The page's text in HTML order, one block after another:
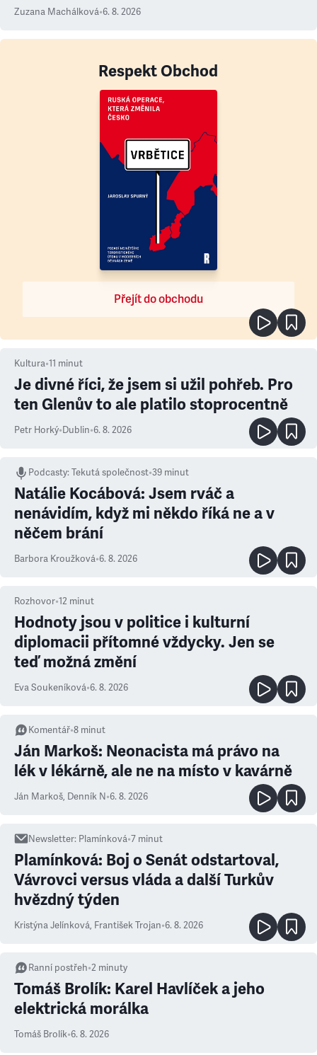
Zuzana Machálková•6. 8. 2026
Respekt Obchod
Přejít do obchodu
Kultura•11 minut
Je divné říci, že jsem si užil pohřeb. Pro
ten Glenův to ale platilo stoprocentně
Petr Horký•Dublin•6. 8. 2026
Podcasty:Tekutá společnost•39 minut
Natálie Kocábová: Jsem rváč a
nenávidím, když mi někdo říká ne a v
něčem brání
Barbora Kroužková•6. 8. 2026
Rozhovor•12 minut
Hodnoty jsou v politice i kulturní
diplomacii přítomné vždycky. Jen se
teď možná změní
Eva Soukeníková•6. 8. 2026
Komentář•8 minut
Ján Markoš: Neonacista má právo na
lék v lékárně, ale ne na místo v kavárně
Ján Markoš, Denník N•6. 8. 2026
Newsletter: Plamínková•7 minut
Plamínková: Boj o Senát odstartoval,
Vávrovci versus vláda a další Turkův
hvězdný týden
Kristýna Jelínková, František Trojan•6. 8. 2026
Ranní postřeh•2 minuty
Tomáš Brolík: Karel Havlíček a jeho
elektrická morálka
Tomáš Brolík•6. 8. 2026